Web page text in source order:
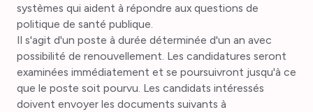
systèmes qui aident à répondre aux questions de
politique de santé publique.
Il s'agit d'un poste à durée déterminée d'un an avec
possibilité de renouvellement. Les candidatures seront
examinées immédiatement et se poursuivront jusqu'à ce
que le poste soit pourvu. Les candidats intéressés
doivent envoyer les documents suivants à